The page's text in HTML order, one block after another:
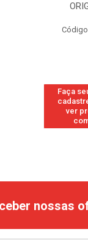
Faça
ver
nossas